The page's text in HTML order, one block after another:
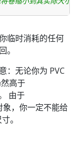
临时消耗的任何
。
：无论你为 PVC
高于
由于
，你一定不能给
。